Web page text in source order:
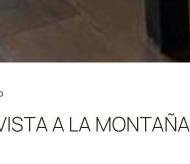
A LA MONTAÑA